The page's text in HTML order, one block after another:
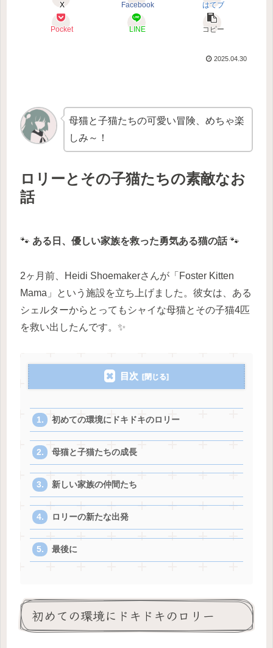
X Facebook はてブ
Pocket LINE コピー
2025.04.30
母猫と子猫たちの可愛い冒険、めちゃ楽
しみ～！
ロリーとその子猫たちの素敵なお
話
🐾 ある日、優しい家族を救った勇気ある猫の話🐾
2ヶ月前、Heidi Shoemakerさんが「Foster Kitten
Mama」という施設を立ち上げました。彼女は、ある
シェルターからとってもシャイな母猫とその子猫4匹
を救い出したんです。✨
目次
初めての環境にドキドキのロリー
母猫と子猫たちの成長
新しい家族の仲間たち
ロリーの新たな出発
最後に
初めての環境にドキドキのロリー